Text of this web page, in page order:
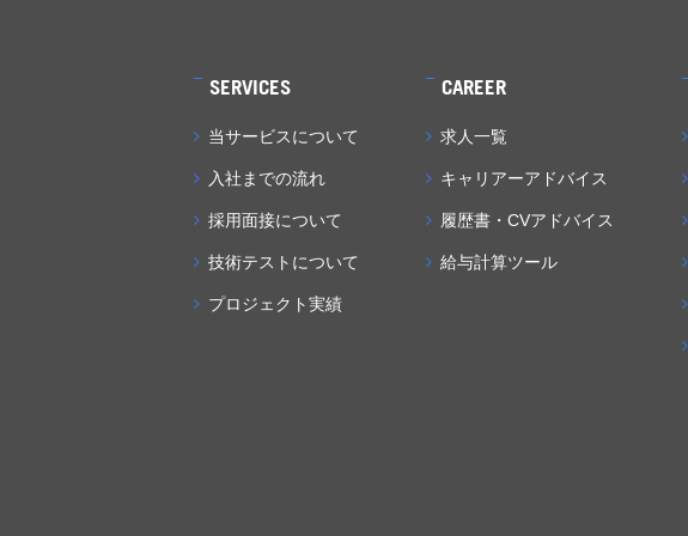
SERVICES
当サービスについて
入社までの流れ
採用面接について
技術テストについて
プロジェクト実績
CAREER
求人一覧
キャリアーアドバイス
履歴書・CVアドバイス
給与計算ツール